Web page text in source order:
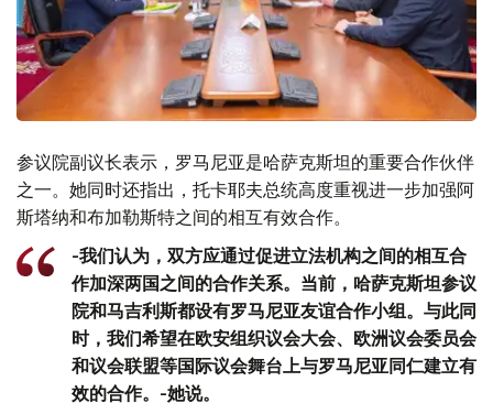
参议院副议长表示，罗马尼亚是哈萨克斯坦的重要合作伙伴
之一。她同时还指出，托卡耶夫总统高度重视进一步加强阿
斯塔纳和布加勒斯特之间的相互有效合作。
-我们认为，双方应通过促进立法机构之间的相互合
作加深两国之间的合作关系。当前，哈萨克斯坦参议
院和马吉利斯都设有罗马尼亚友谊合作小组。与此同
时，我们希望在欧安组织议会大会、欧洲议会委员会
和议会联盟等国际议会舞台上与罗马尼亚同仁建立有
效的合作。-她说。